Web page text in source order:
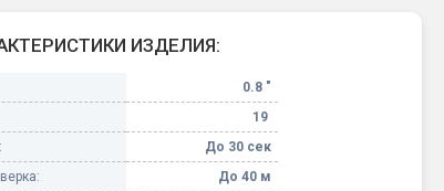
Конфетти, серпантин
Небесные фонарики
Оборудование для
ИЗДЕЛИЯ:
0.8 "
19
До 30 сек
До 40 м